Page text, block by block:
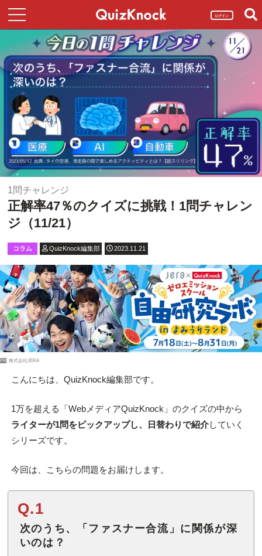
ログイン
1問チャレンジ
正解率47％のクイズに挑戦！1問チャレン
ジ（11/21）
コラム QuizKnock編集部 2023.11.21
PR 株式会社JERA
こんにちは、QuizKnock編集部です。
1万を超える「WebメディアQuizKnock」のクイズの中から
ライターが1問をピックアップし、日替わりで紹介していく
シリーズです。
今回は、こちらの問題をお届けします。
Q.1
次のうち、「ファスナー合流」に関係が深
いのは？